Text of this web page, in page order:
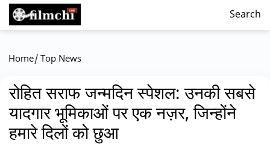
Search
Home/ Top News
रोहित सराफ जन्मदिन स्पेशल: उनकी सबसे
यादगार भूमिकाओं पर एक नज़र, जिन्होंने
हमारे दिलों को छुआ